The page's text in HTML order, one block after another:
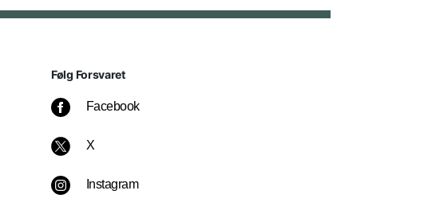
Følg Forsvaret
Facebook
X
Instagram